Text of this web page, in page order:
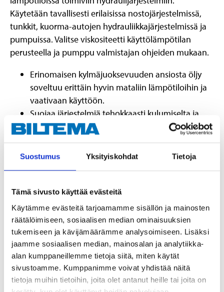
Suostumus Yksityiskohdat Tietoja
Tämä sivusto käyttää evästeitä
Käytämme evästeitä tarjoamamme sisällön ja mainosten
räätälöimiseen, sosiaalisen median ominaisuuksien
tukemiseen ja kävijämäärämme analysoimiseen. Lisäksi
jaamme sosiaalisen median, mainosalan ja analytiikka-
alan kumppaneillemme tietoja siitä, miten käytät
sivustoamme. Kumppanimme voivat yhdistää näitä
tietoja muihin tietoihin, joita olet antanut heille tai joita on
Käytetään tavallisesti erilaisissa nostojärjestelmissä,
tunkkit, kuorma-autojen hydrauliikkajärjestelmissä ja
pumpuissa. Valitse viskositeetti käyttölämpötilan
perusteella ja pumppu valmistajan ohjeiden mukaan.
Erinomaisen kylmäjuoksevuuden ansiosta öljy
soveltuu erittäin hyvin mataliin lämpötiloihin ja
vaativaan käyttöön.
Suojaa järjestelmiä tehokkaasti kulumiselta ja
korroosiolta.
Torjuu tehokkaasti viskositeetin pilkkoutumista
Täyttää seuraavat laatuvaatimukset:
Eaton I-286-S, M-2950-S
Vaara
H304 Voi olla tappavaa nieltynä ja joutuessaan hengitysteihin.